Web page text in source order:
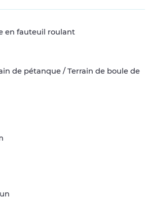
en fauteuil roulant
de pétanque / Terrain de boule de